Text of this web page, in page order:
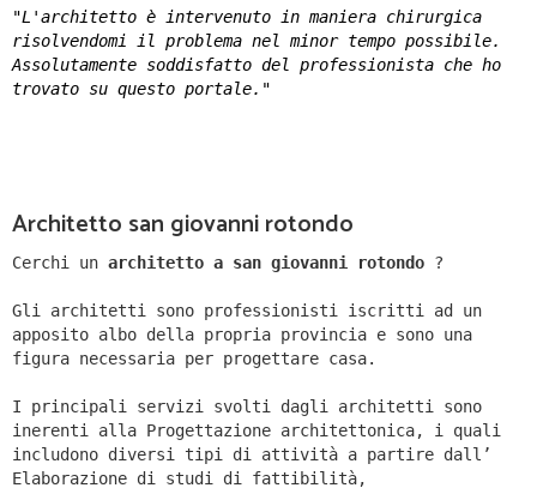
"L'architetto è intervenuto in maniera chirurgica
risolvendomi il problema nel minor tempo possibile.
Assolutamente soddisfatto del professionista che ho
trovato su questo portale."
Architetto san giovanni rotondo
Cerchi un architetto a san giovanni rotondo ?
Gli architetti sono professionisti iscritti ad un
apposito albo della propria provincia e sono una
figura necessaria per progettare casa.
I principali servizi svolti dagli architetti sono
inerenti alla Progettazione architettonica, i quali
includono diversi tipi di attività a partire dall’
Elaborazione di studi di fattibilità,